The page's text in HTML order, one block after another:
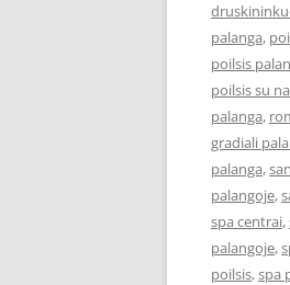
palanga,
poilsis
poilsis su
palanga,
gradiali
palanga,
palangoje,
spa centrai,
palangoje,
poilsis,spa